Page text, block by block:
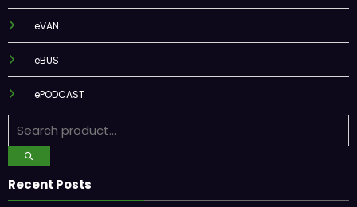
eVAN
eBUS
ePODCAST
Recent Posts